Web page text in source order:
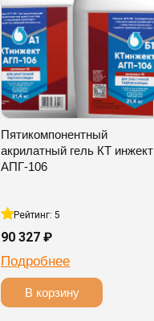
Пятикомпонентный
акрилатный гель КТ инжект
АПГ-106
Рейтинг: 5
90 327 ₽
Подробнее
В корзину